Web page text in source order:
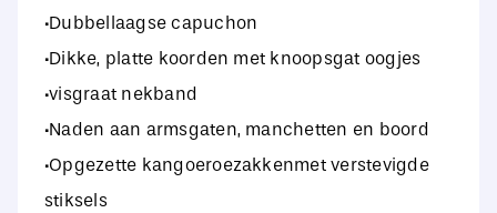
·Dubbellaagse capuchon
·Dikke, platte koorden met knoopsgat oogjes
·visgraat nekband
·Naden aan armsgaten, manchetten en boord
·Opgezette kangoeroezakkenmet verstevigde
stiksels